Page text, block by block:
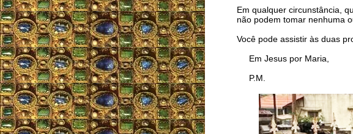
Em qualquer circunstância,
não podem tomar nenhuma
Você pode assistir às duas
Em Jesus por Maria,
P.M.